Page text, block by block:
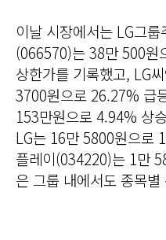
이날 시장에서는 LG그
(066570)는 38만 500원
상한가를 기록했고, LG
3700원으로 26.27% 급
153만원으로 4.94% 상
LG는 16만 5800원으로
플레이(034220)는 1만
은 그룹 내에서도 종목